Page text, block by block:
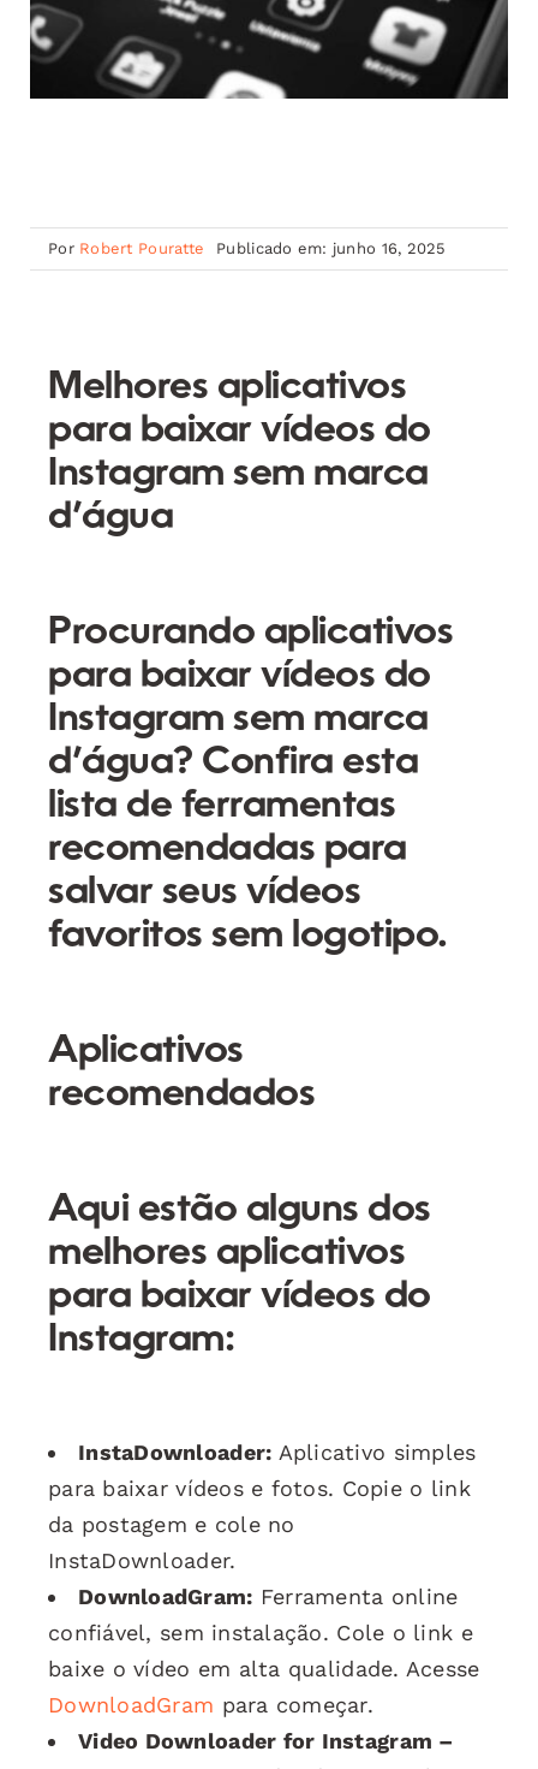
Por Robert Pouratte Publicado em: junho 16, 2025
Melhores aplicativos
para baixar vídeos do
Instagram sem marca
d’água
Procurando aplicativos
para baixar vídeos do
Instagram sem marca
d’água? Confira esta
lista de ferramentas
recomendadas para
salvar seus vídeos
favoritos sem logotipo.
Aplicativos
recomendados
Aqui estão alguns dos
melhores aplicativos
para baixar vídeos do
Instagram:
InstaDownloader: Aplicativo simples
para baixar vídeos e fotos. Copie o link
da postagem e cole no
InstaDownloader.
DownloadGram: Ferramenta online
confiável, sem instalação. Cole o link e
baixe o vídeo em alta qualidade. Acesse
DownloadGram para começar.
Video Downloader for Instagram –